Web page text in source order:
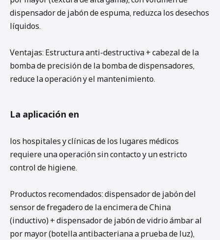
dispensador de jabón de espuma, reduzca los desechos
líquidos.
Ventajas: Estructura anti-destructiva + cabezal de la
bomba de precisión de la bomba de dispensadores,
reduce la operación y el mantenimiento.
La aplicación en
los hospitales y clínicas de los lugares médicos
requiere una operación sin contacto y un estricto
control de higiene.
Productos recomendados: dispensador de jabón del
sensor de fregadero de la encimera de China
(inductivo) + dispensador de jabón de vidrio ámbar al
por mayor (botella antibacteriana a prueba de luz),